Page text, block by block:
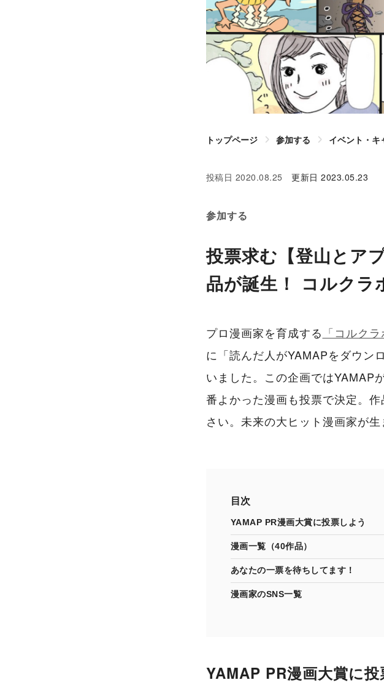
トップページ 参加する イベント・キ
投稿日 2020.08.25 更新日 2023.05.23
参加する
投票求む【登山とア
品が誕生！ コルクラ
プロ漫画家を育成する 「コルク
に「読んだ人がYAMAPをダウン
いました。この企画ではYAMAP
番よかった漫画も投票で決定。
さい。未来の大ヒット漫画家が生
目次
YAMAP PR漫画大賞に投票しよう
漫画一覧（40作品）
あなたの一票を待ちしてます！
漫画家のSNS一覧
YAMAP PR漫画大賞に投